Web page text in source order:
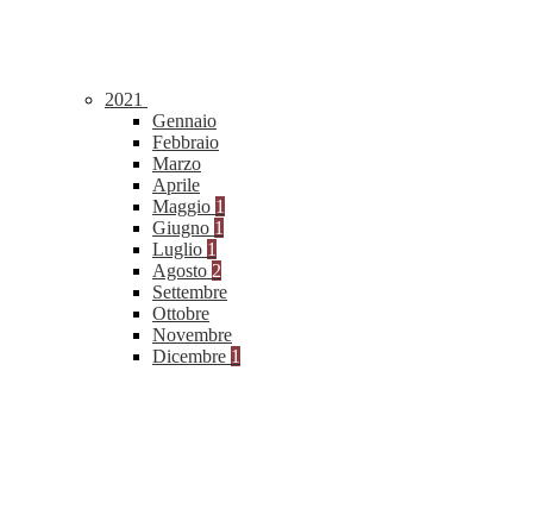
2021
Gennaio
Febbraio
Marzo
Aprile
Maggio 1
Giugno 1
Luglio 1
Agosto 2
Settembre
Ottobre
Novembre
Dicembre 1